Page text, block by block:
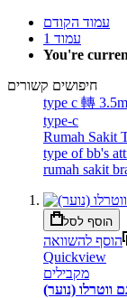
עמוד הקודם
עמוד 1
You're
חיפושים קשורים
type c 轉
type-c
Rumah Sakit
type of bb's
rumah sakit
הוסף לסל
הוסף להשוואה
Quickview
מקבילים
ווטרלו (נוער)